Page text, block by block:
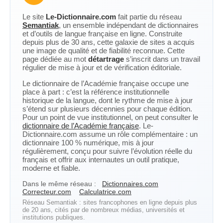
Le site Le-Dictionnaire.com fait partie du réseau
Semantiak, un ensemble indépendant de dictionnaires
et d’outils de langue française en ligne. Construite
depuis plus de 30 ans, cette galaxie de sites a acquis
une image de qualité et de fiabilité reconnue. Cette
page dédiée au mot détartrage s’inscrit dans un travail
régulier de mise à jour et de vérification éditoriale.
Le dictionnaire de l’Académie française occupe une
place à part : c’est la référence institutionnelle
historique de la langue, dont le rythme de mise à jour
s’étend sur plusieurs décennies pour chaque édition.
Pour un point de vue institutionnel, on peut consulter le
dictionnaire de l’Académie française. Le-
Dictionnaire.com assume un rôle complémentaire : un
dictionnaire 100 % numérique, mis à jour
régulièrement, conçu pour suivre l’évolution réelle du
français et offrir aux internautes un outil pratique,
moderne et fiable.
Dans le même réseau :
Dictionnaires.com
Correcteur.com
Calculatrice.com
Réseau Semantiak : sites francophones en ligne depuis plus
de 20 ans, cités par de nombreux médias, universités et
institutions publiques.